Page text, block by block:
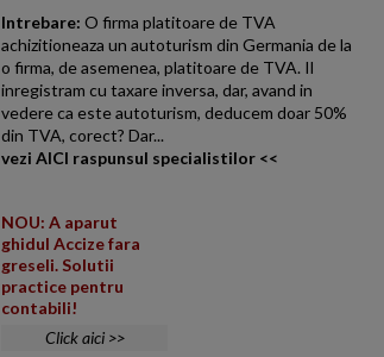
Intrebare: O firma platitoare de TVA
achizitioneaza un autoturism din Germania de la
o firma, de asemenea, platitoare de TVA. Il
inregistram cu taxare inversa, dar, avand in
vedere ca este autoturism, deducem doar 50%
din TVA, corect? Dar...
vezi AICI raspunsul specialistilor <<
NOU: A aparut
ghidul Accize fara
greseli. Solutii
practice pentru
contabili!
Click aici >>